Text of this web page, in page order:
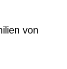
von